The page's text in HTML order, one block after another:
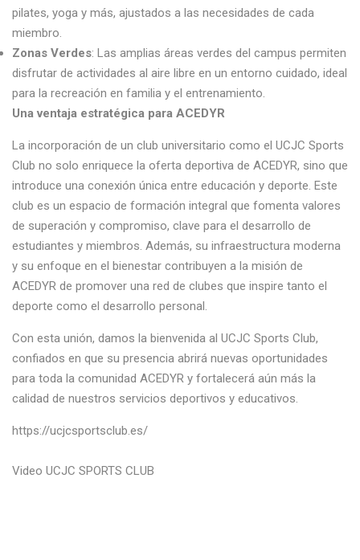
pilates, yoga y más, ajustados a las necesidades de cada
miembro.
Zonas Verdes: Las amplias áreas verdes del campus permiten
disfrutar de actividades al aire libre en un entorno cuidado, ideal
para la recreación en familia y el entrenamiento.
Una ventaja estratégica para ACEDYR
La incorporación de un club universitario como el UCJC Sports
Club no solo enriquece la oferta deportiva de ACEDYR, sino que
introduce una conexión única entre educación y deporte. Este
club es un espacio de formación integral que fomenta valores
de superación y compromiso, clave para el desarrollo de
estudiantes y miembros. Además, su infraestructura moderna
y su enfoque en el bienestar contribuyen a la misión de
ACEDYR de promover una red de clubes que inspire tanto el
deporte como el desarrollo personal.
Con esta unión, damos la bienvenida al UCJC Sports Club,
confiados en que su presencia abrirá nuevas oportunidades
para toda la comunidad ACEDYR y fortalecerá aún más la
calidad de nuestros servicios deportivos y educativos.
https://ucjcsportsclub.es/
Video UCJC SPORTS CLUB